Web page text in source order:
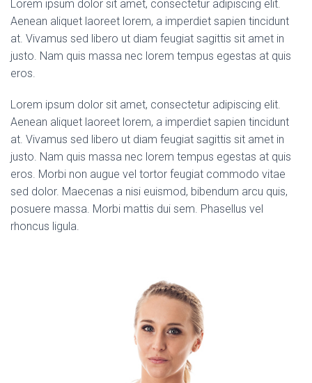
Lorem ipsum dolor sit amet, consectetur adipiscing elit.
Aenean aliquet laoreet lorem, a imperdiet sapien tincidunt
at. Vivamus sed libero ut diam feugiat sagittis sit amet in
justo. Nam quis massa nec lorem tempus egestas at quis
eros.
Lorem ipsum dolor sit amet, consectetur adipiscing elit.
Aenean aliquet laoreet lorem, a imperdiet sapien tincidunt
at. Vivamus sed libero ut diam feugiat sagittis sit amet in
justo. Nam quis massa nec lorem tempus egestas at quis
eros. Morbi non augue vel tortor feugiat commodo vitae
sed dolor. Maecenas a nisi euismod, bibendum arcu quis,
posuere massa. Morbi mattis dui sem. Phasellus vel
rhoncus ligula.